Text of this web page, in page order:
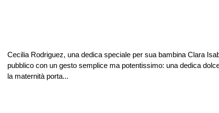
Cecilia Rodriguez, una dedica speciale per sua bambina Clara
pubblico con un gesto semplice ma potentissimo: una dedica
la maternità porta...